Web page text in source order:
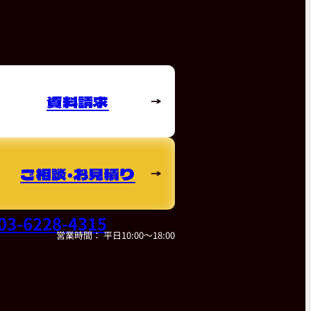
資料請求
ご相談・お見積り
6228-4315
営業時間： 平日10:00～18:00